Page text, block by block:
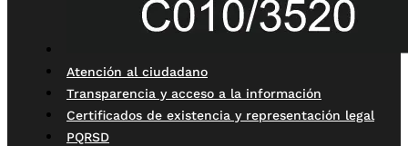
Atención al ciudadano
Transparencia y acceso a la información
Certificados de existencia y representación legal
PQRSD